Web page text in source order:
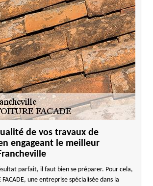
de vos travaux de
engageant le meilleur
parfait, il faut bien se préparer. Pour cela,
FACADE, une entreprise spécialisée dans la